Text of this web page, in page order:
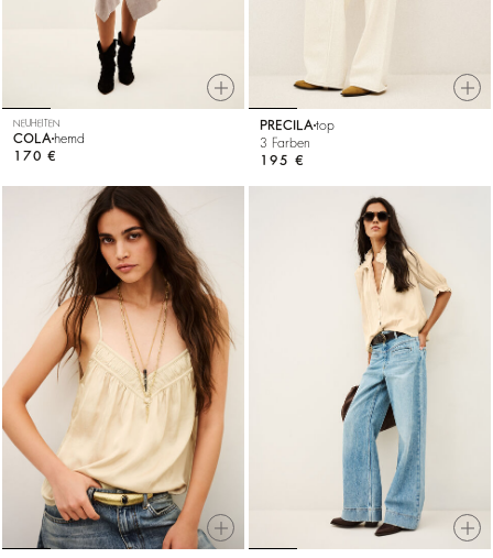
NEUHEITEN
COLA hemd
170 €
PRECILA top
3 Farben
195 €